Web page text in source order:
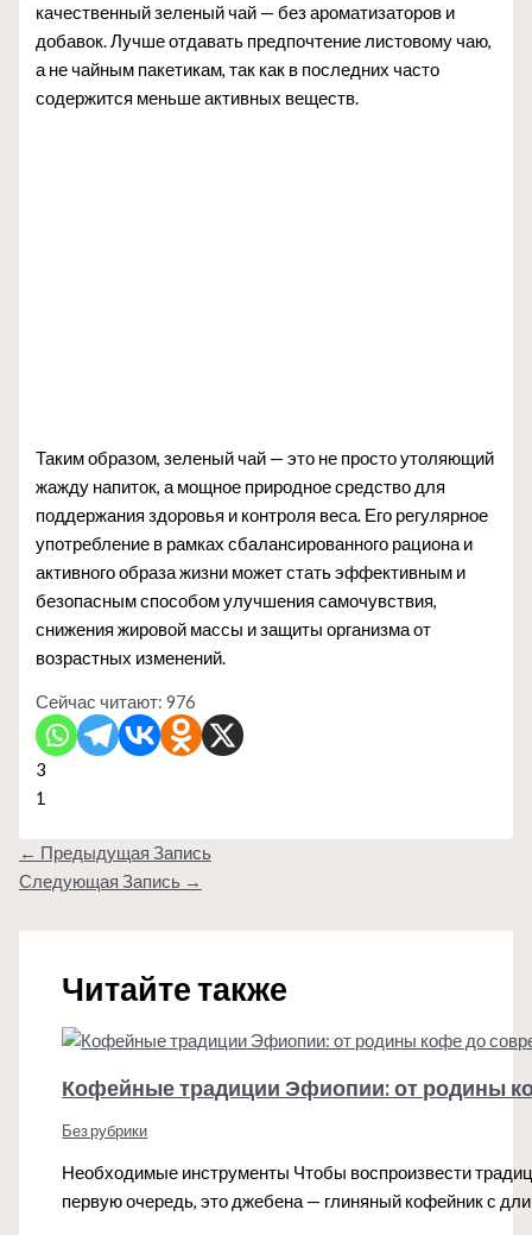
качественный зеленый чай — без ароматизаторов и
добавок. Лучше отдавать предпочтение листовому чаю,
а не чайным пакетикам, так как в последних часто
содержится меньше активных веществ.
Таким образом, зеленый чай — это не просто утоляющий
жажду напиток, а мощное природное средство для
поддержания здоровья и контроля веса. Его регулярное
употребление в рамках сбалансированного рациона и
активного образа жизни может стать эффективным и
безопасным способом улучшения самочувствия,
снижения жировой массы и защиты организма от
возрастных изменений.
Сейчас читают: 976
3
1
← Предыдущая Запись
Следующая Запись →
Читайте также
Кофейные традиции Эфиопии: от родины
Без рубрики
Необходимые инструменты Чтобы воспроизвести
первую очередь, это джебена — глиняный кофейник с